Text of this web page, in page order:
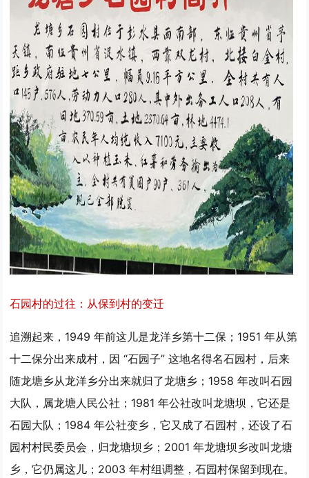
石园村的过往：从保到村的变迁
追溯起来，1949 年前这儿是龙洋乡第十二保；1951 年从第
十二保分出来成村，因 “石园子” 这地名得名石园村，后来
随龙塘乡从龙洋乡分出来就归了龙塘乡；1958 年改叫石园
大队，属龙塘人民公社；1981 年公社改叫龙塘坝，它还是
石园大队；1984 年公社变乡，它又成了石园村，还设了石
园村村民委员会，归龙塘坝乡；2001 年龙塘坝乡改叫龙塘
乡，它仍属这儿；2003 年村组调整，石园村保留到现在。